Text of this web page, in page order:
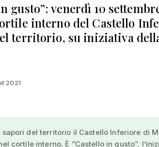
gusto”: venerdì 10
interno del Castello
territorio, su iniziativa
2021
del territorio il Castello Inferiore di
cortile interno. È “Castello in gusto”,